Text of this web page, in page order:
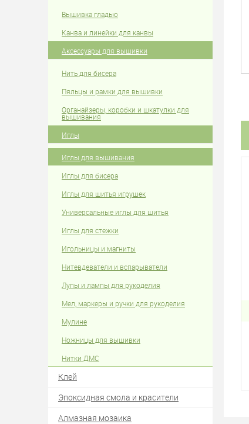
Вышивка гладью
Канва и линейки для канвы
Аксессуары для вышивки
Нить для бисера
Пяльцы и рамки для вышивки
Органайзеры, коробки и шкатулки для
вышивания
Иглы
Иглы для вышивания
Иглы для бисера
Иглы для шитья игрушек
Универсальные иглы для шитья
Иглы для стежки
Игольницы и магниты
Нитевдеватели и вспарыватели
Лупы и лампы для рукоделия
Мел, маркеры и ручки для рукоделия
Мулине
Ножницы для вышивки
Нитки ДМС
Клей
Эпоксидная смола и красители
Алмазная мозаика